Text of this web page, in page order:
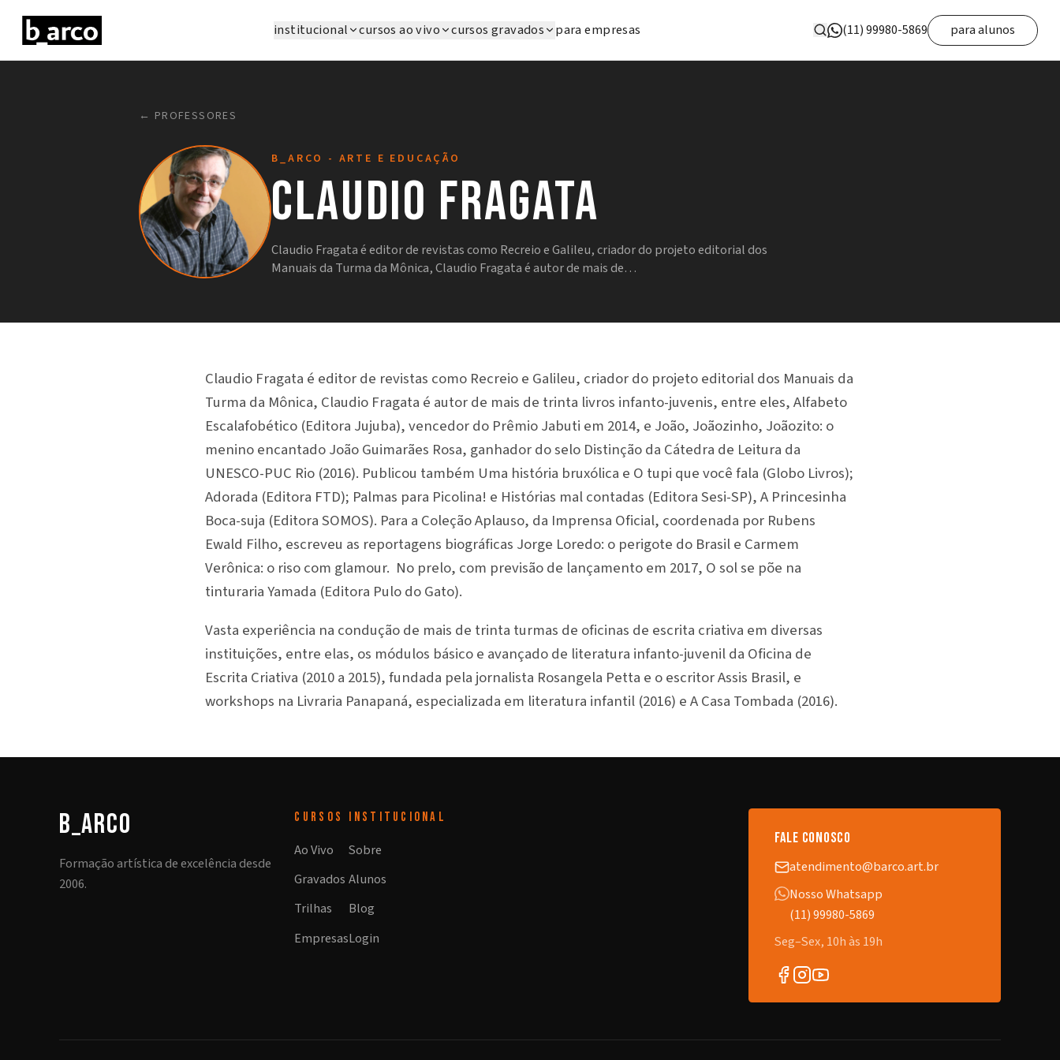
institucional cursos ao vivo cursos gravados para empresas (11) 99980-5869 para alunos
← PROFESSORES
B_ARCO - ARTE E EDUCAÇÃO
Claudio Fragata
Claudio Fragata é editor de revistas como Recreio e Galileu, criador do projeto editorial dos
Manuais da Turma da Mônica, Claudio Fragata é autor de mais de…
Claudio Fragata é editor de revistas como Recreio e Galileu, criador do projeto editorial dos Manuais da
Turma da Mônica, Claudio Fragata é autor de mais de trinta livros infanto-juvenis, entre eles, Alfabeto
Escalafobético (Editora Jujuba), vencedor do Prêmio Jabuti em 2014, e João, Joãozinho, Joãozito: o
menino encantado João Guimarães Rosa, ganhador do selo Distinção da Cátedra de Leitura da
UNESCO-PUC Rio (2016). Publicou também Uma história bruxólica e O tupi que você fala (Globo Livros);
Adorada (Editora FTD); Palmas para Picolina! e Histórias mal contadas (Editora Sesi-SP), A Princesinha
Boca-suja (Editora SOMOS). Para a Coleção Aplauso, da Imprensa Oficial, coordenada por Rubens
Ewald Filho, escreveu as reportagens biográficas Jorge Loredo: o perigote do Brasil e Carmem
Verônica: o riso com glamour. No prelo, com previsão de lançamento em 2017, O sol se põe na
tinturaria Yamada (Editora Pulo do Gato).
Vasta experiência na condução de mais de trinta turmas de oficinas de escrita criativa em diversas
instituições, entre elas, os módulos básico e avançado de literatura infanto-juvenil da Oficina de
Escrita Criativa (2010 a 2015), fundada pela jornalista Rosangela Petta e o escritor Assis Brasil, e
workshops na Livraria Panapaná, especializada em literatura infantil (2016) e A Casa Tombada (2016).
b_arco
Formação artística de excelência desde
2006.
CURSOS
Ao Vivo
Gravados
Trilhas
Empresas
INSTITUCIONAL
Sobre
Alunos
Blog
Login
fale conosco
atendimento@barco.art.br
Nosso Whatsapp
(11) 99980-5869
Seg–Sex, 10h às 19h